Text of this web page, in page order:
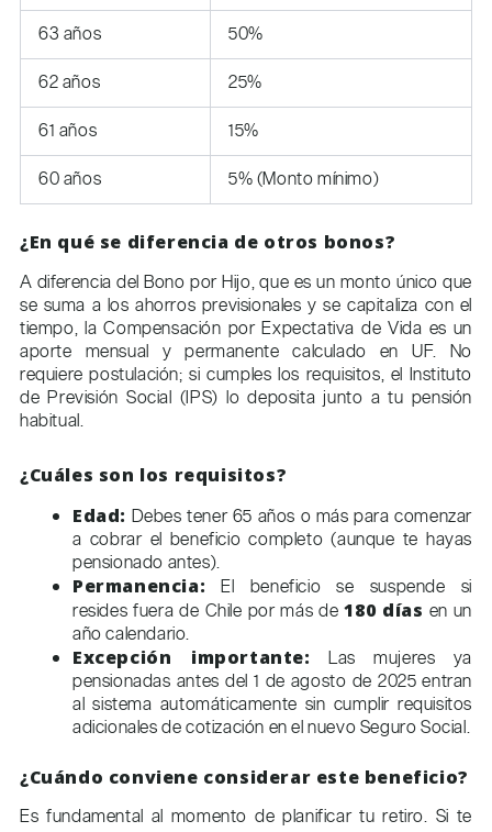
63 años
50%
62 años
25%
61 años
15%
60 años
5% (Monto mínimo)
¿En qué se diferencia de otros bonos?
A diferencia del Bono por Hijo, que es un monto único que
se suma a los ahorros previsionales y se capitaliza con el
tiempo, la Compensación por Expectativa de Vida es un
aporte mensual y permanente calculado en UF. No
requiere postulación; si cumples los requisitos, el Instituto
de Previsión Social (IPS) lo deposita junto a tu pensión
habitual.
¿Cuáles son los requisitos?
Edad: Debes tener 65 años o más para comenzar
a cobrar el beneficio completo (aunque te hayas
pensionado antes).
Permanencia:
El beneficio se suspende si
resides fuera de Chile por más de180 días en un
año calendario.
Excepción importante:
Las mujeres ya
pensionadas antes del 1 de agosto de 2025 entran
al sistema automáticamente sin cumplir requisitos
adicionales de cotización en el nuevo Seguro Social.
¿Cuándo conviene considerar este beneficio?
Es fundamental al momento de planificar tu retiro. Si te